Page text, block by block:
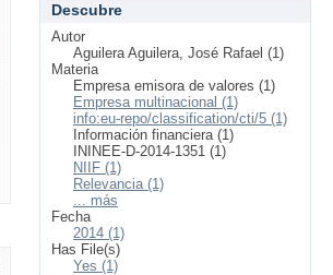
Descubre
Autor
Aguilera Aguilera, José Rafael (1)
Materia
Empresa emisora de valores (1)
Empresa multinacional (1)
info:eu-repo/classification/cti/5 (1)
Información financiera (1)
ININEE-D-2014-1351 (1)
NIIF (1)
Relevancia (1)
... más
Fecha
2014 (1)
Has File(s)
Yes (1)